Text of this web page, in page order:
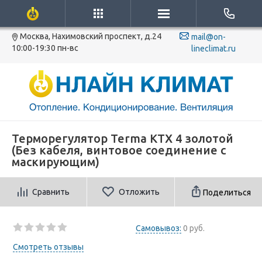
Москва, Нахимовский проспект, д.24
10:00-19:30 пн-вс
mail@on-
lineclimat.ru
Терморегулятор Terma KTX 4 золотой
(Без кабеля, винтовое соединение с
маскирующим)
Сравнить Отложить Поделиться
Самовывоз: 0 руб.
Смотреть отзывы